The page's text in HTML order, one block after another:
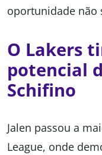
oportunidade não
O Lakers
potencial
Schifino
Jalen passou a
League, onde